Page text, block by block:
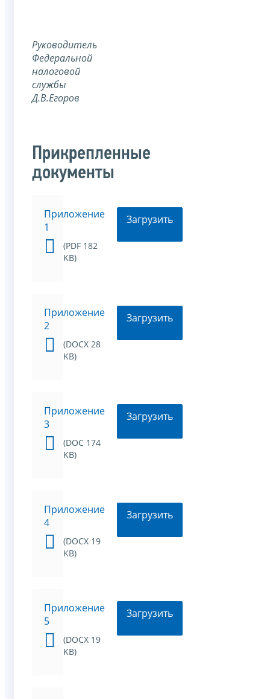
Руководитель
Федеральной
налоговой
службы
Д.В.Егоров
Прикрепленные
документы
Приложение
1
(PDF 182
KB)
Загрузить
Приложение
2
(DOCX 28
KB)
Загрузить
Приложение
3
(DOC 174
KB)
Загрузить
Приложение
4
(DOCX 19
KB)
Загрузить
Приложение
5
(DOCX 19
KB)
Загрузить